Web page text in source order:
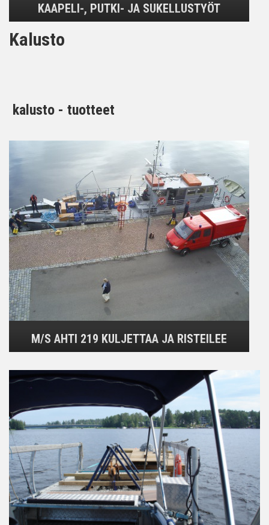
KAAPELI-, PUTKI- JA SUKELLUSTYÖT
Kalusto
kalusto - tuotteet
M/S AHTI 219 KULJETTAA JA RISTEILEE